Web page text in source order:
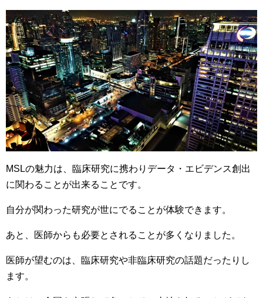
MSLの魅力は、臨床研究に携わりデータ・エビデンス創出
に関わることが出来ることです。
自分が関わった研究が世にでることが体験できます。
あと、医師からも必要とされることが多くなりました。
医師が望むのは、臨床研究や非臨床研究の話題だったりし
ます。